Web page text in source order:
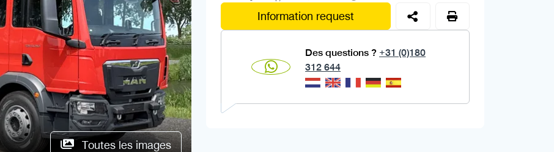
Toutes les images
Information request
Des questions ? +31 (0)180
312 644